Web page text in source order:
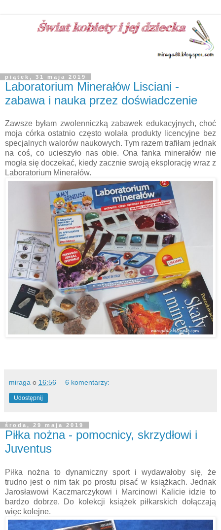
piątek, 31 maja 2019
Laboratorium Minerałów Lisciani -
zabawa i nauka przez doświadczenie
Zawsze byłam zwolenniczką zabawek edukacyjnych, choć
moja córka ostatnio często wolała produkty licencyjne bez
specjalnych walorów naukowych. Tym razem trafiłam jednak
na coś, co ucieszyło nas obie. Ona fanka minerałów nie
mogła się doczekać, kiedy zacznie swoją eksplorację wraz z
Laboratorium Minerałów.
miraga o 16:56 6 komentarzy:
Udostępnij
środa, 29 maja 2019
Piłka nożna - pomocnicy, skrzydłowi i
Juventus
Piłka nożna to dynamiczny sport i wydawałoby się, że
trudno jest o nim tak po prostu pisać w książkach. Jednak
Jarosławowi Kaczmarczykowi i Marcinowi Kalicie idzie to
bardzo dobrze. Do kolekcji książek piłkarskich dołączają
więc kolejne.